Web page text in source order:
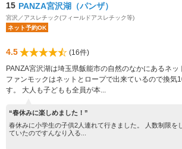
15 PANZA宮沢湖（パンザ）
宮沢／アスレチック(フィールドアスレチック等)
ネット予約OK
4.5
(16件)
PANZA宮沢湖は埼玉県飯能市の自然のなかにあるネッ
ファンモックはネットとロープで出来ているので換気
す。 大人も子どもも全員が本...
“春休みに楽しめました！”
春休みに小学生の子供2人連れて行きました。 人数制限を
ていたのですんなり入る...